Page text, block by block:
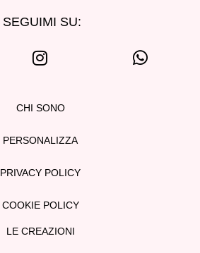
SEGUIMI SU:
CHI SONO
PERSONALIZZA
PRIVACY POLICY
COOKIE POLICY
LE CREAZIONI